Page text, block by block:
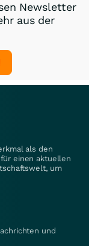
Newsletter
aus der
als den
einen aktuellen
um
und